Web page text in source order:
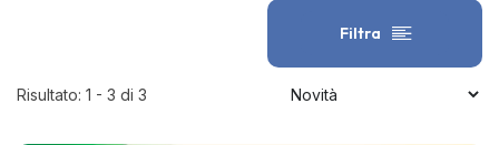
Filtra
Risultato: 1 - 3 di 3